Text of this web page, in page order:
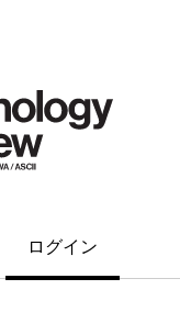
ログイン